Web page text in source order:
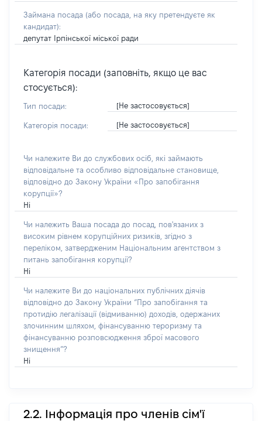
Займана посада (або посада, на яку претендуєте як
кандидат):
депутат Ірпінської міської ради
Категорія посади (заповніть, якщо це вас
стосується):
Тип посади: [Не застосовується]
Категорія посади: [Не застосовується]
Чи належите Ви до службових осіб, які займають
відповідальне та особливо відповідальне становище,
відповідно до Закону України «Про запобігання
корупції»?
Ні
Чи належить Ваша посада до посад, пов'язаних з
високим рівнем корупційних ризиків, згідно з
переліком, затвердженим Національним агентством з
питань запобігання корупції?
Ні
Чи належите Ви до національних публічних діячів
відповідно до Закону України “Про запобігання та
протидію легалізації (відмиванню) доходів, одержаних
злочинним шляхом, фінансуванню тероризму та
фінансуванню розповсюдження зброї масового
знищення”?
Ні
2.2. Інформація про членів сім'ї